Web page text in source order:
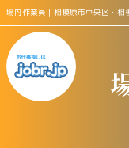
場内作業員｜相模原市中央区・